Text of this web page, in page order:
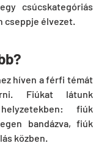
csúcskategóriás
cseppje élvezet.
híven a férfi témát
Fiúkat látunk
fiúk
bandázva, fiúk
közben.